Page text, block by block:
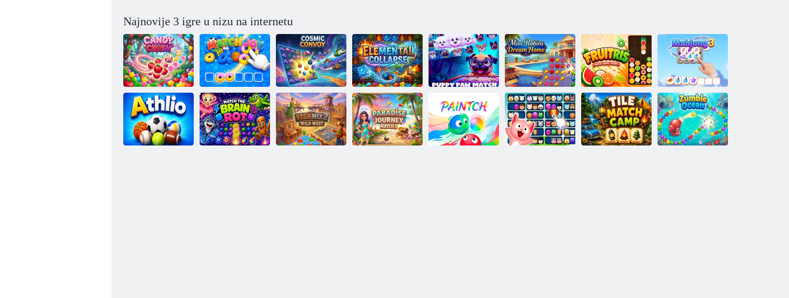
Najnovije 3 igre u nizu na internetu
Eksplozija
slatkiša
Radost utakmice
Svemirski
konvoj
Elementarni
kolaps
Utakmica
štenaca
Kuća iz snova
gospođice
Robins
Frutris Mahjong 3